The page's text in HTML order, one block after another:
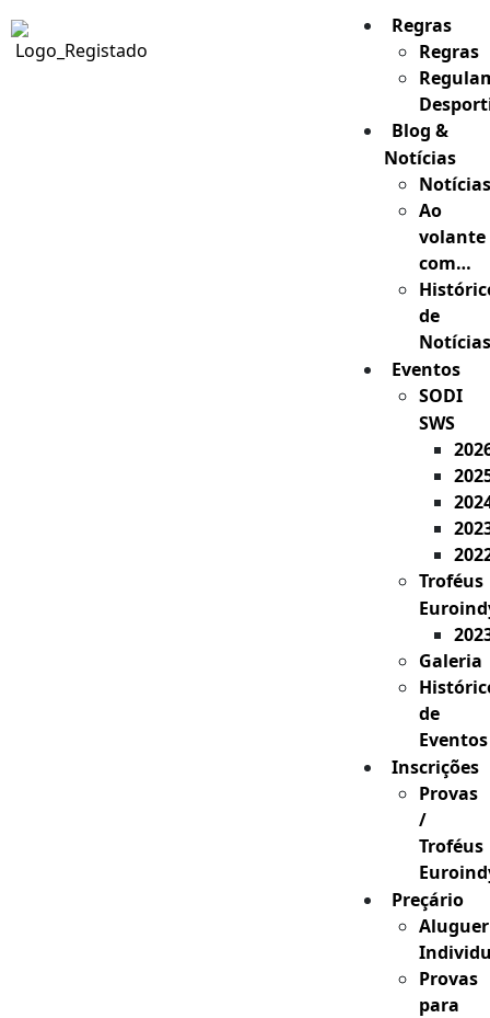
Regras
Regras
Blog &
Notícias
Notícias
Ao
volante
com…
de
Notícias
Eventos
SODI
SWS
Troféus
Galeria
de
Eventos
Inscrições
Provas
/
Troféus
Preçário
Aluguer
Provas
para